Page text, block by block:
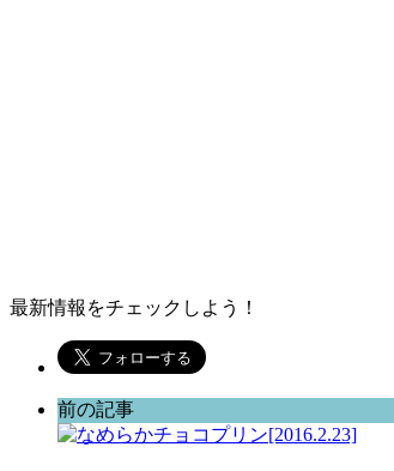
最新情報をチェックしよう！
前の記事